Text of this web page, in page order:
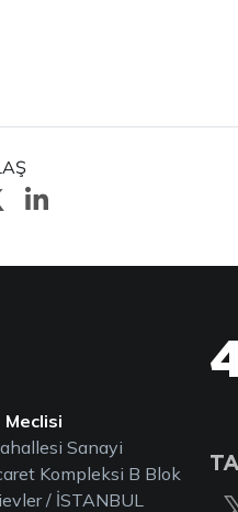
Sanayi
Kompleksi B Blok
/ İSTANBUL